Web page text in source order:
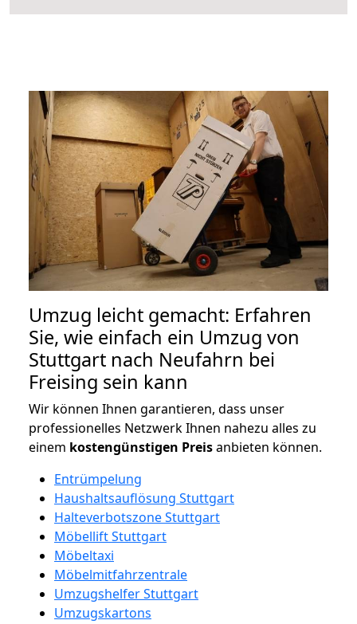
Umzug leicht gemacht: Erfahren
Sie, wie einfach ein Umzug von
Stuttgart nach Neufahrn bei
Freising sein kann
Wir können Ihnen garantieren, dass unser
professionelles Netzwerk Ihnen nahezu alles zu
einem kostengünstigen Preisanbieten können.
Entrümpelung
Haushaltsauflösung Stuttgart
Halteverbotszone Stuttgart
Möbellift Stuttgart
Möbeltaxi
Möbelmitfahrzentrale
Umzugshelfer Stuttgart
Umzugskartons